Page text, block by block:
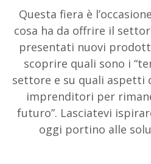
Questa fiera è
cosa ha da offrire il
presentati nuovi
scoprire quali sono i
settore e su quali aspetti
imprenditori per
futuro”. Lasciatevi
oggi portino alle